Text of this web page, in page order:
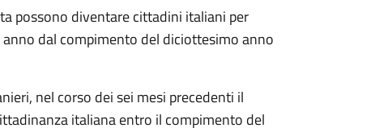
possono diventare cittadini italiani per
dal compimento del diciottesimo anno
nel corso dei sei mesi precedenti il
italiana entro il compimento del